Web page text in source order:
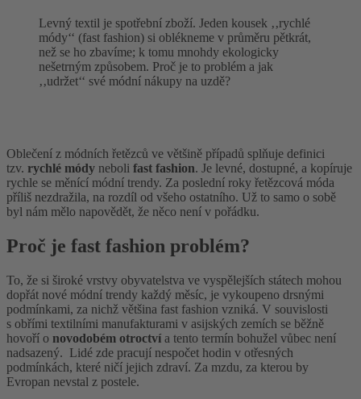
Levný textil je spotřební zboží. Jeden kousek ‚‚rychlé
módy‘‘ (fast fashion) si oblékneme v průměru pětkrát,
než se ho zbavíme; k tomu mnohdy ekologicky
nešetrným způsobem. Proč je to problém a jak
‚‚udržet‘‘ své módní nákupy na uzdě?
Oblečení z módních řetězců ve většině případů splňuje definici
tzv. rychlé módy neboli fast fashion. Je levné, dostupné, a kopíruje
rychle se měnící módní trendy. Za poslední roky řetězcová móda
příliš nezdražila, na rozdíl od všeho ostatního. Už to samo o sobě
byl nám mělo napovědět, že něco není v pořádku.
Proč je fast fashion problém?
To, že si široké vrstvy obyvatelstva ve vyspělejších státech mohou
dopřát nové módní trendy každý měsíc, je vykoupeno drsnými
podmínkami, za nichž většina fast fashion vzniká. V souvislosti
s obřími textilními manufakturami v asijských zemích se běžně
hovoří o novodobém otroctví a tento termín bohužel vůbec není
nadsazený. Lidé zde pracují nespočet hodin v otřesných
podmínkách, které ničí jejich zdraví. Za mzdu, za kterou by
Evropan nevstal z postele.